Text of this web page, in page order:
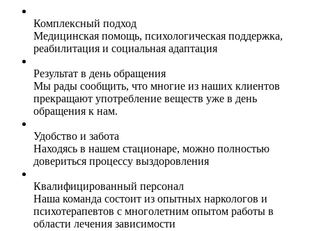
Комплексный подход
Медицинская помощь, психологическая поддержка,
реабилитация и социальная адаптация
Результат в день обращения
Мы рады сообщить, что многие из наших клиентов
прекращают употребление веществ уже в день
обращения к нам.
Удобство и забота
Находясь в нашем стационаре, можно полностью
довериться процессу выздоровления
Квалифицированный персонал
Наша команда состоит из опытных наркологов и
психотерапевтов с многолетним опытом работы в
области лечения зависимости